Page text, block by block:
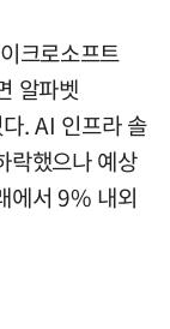
크로소프트
알파벳
. AI 인프라 솔
락했으나 예상
에서 9% 내외